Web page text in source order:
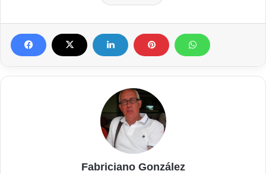
Fabriciano González